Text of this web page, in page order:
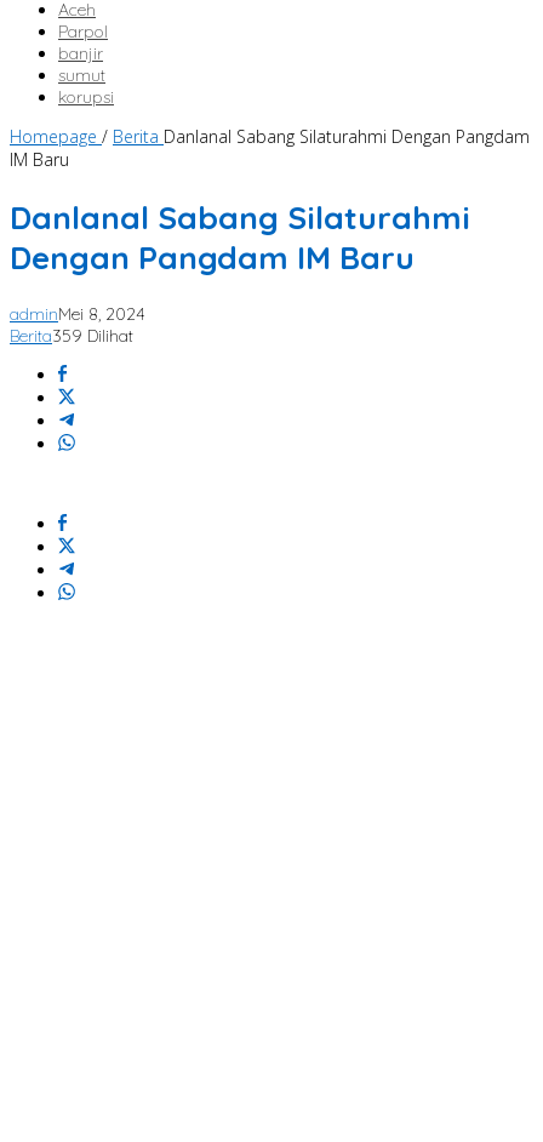
Aceh
Parpol
banjir
sumut
korupsi
Homepage / Berita Danlanal Sabang Silaturahmi Dengan Pangdam
IM Baru
Danlanal Sabang Silaturahmi
Dengan Pangdam IM Baru
adminMei 8, 2024
Berita359 Dilihat